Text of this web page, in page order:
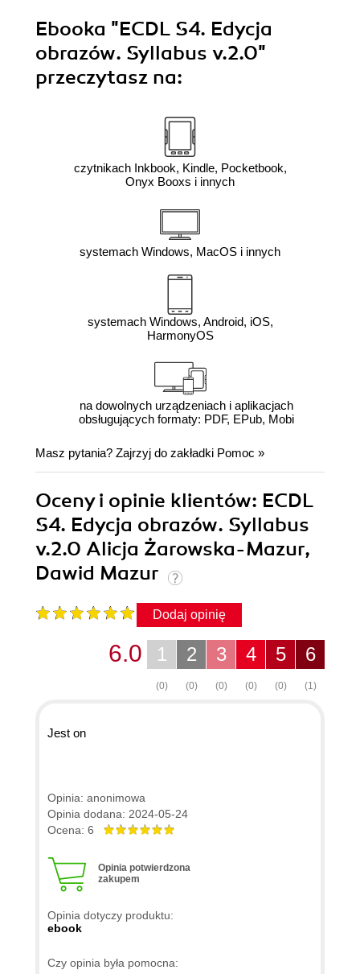
Ebooka "ECDL S4. Edycja
obrazów. Syllabus v.2.0"
przeczytasz na:
czytnikach Inkbook, Kindle, Pocketbook,
Onyx Booxs i innych
systemach Windows, MacOS i innych
systemach Windows, Android, iOS,
HarmonyOS
na dowolnych urządzeniach i aplikacjach
obsługujących formaty: PDF, EPub, Mobi
Masz pytania? Zajrzyj do zakładki Pomoc »
Oceny i opinie klientów: ECDL
S4. Edycja obrazów. Syllabus
v.2.0 Alicja Żarowska-Mazur,
Dawid Mazur
Dodaj opinię
6
(1)
5
(0)
4
(0)
3
(0)
2
(0)
1
(0)
6.0
Jest on
Opinia: anonimowa
Opinia dodana: 2024-05-24
Ocena: 6
Opinia potwierdzona
zakupem
Opinia dotyczy produktu:
ebook
Czy opinia była pomocna: